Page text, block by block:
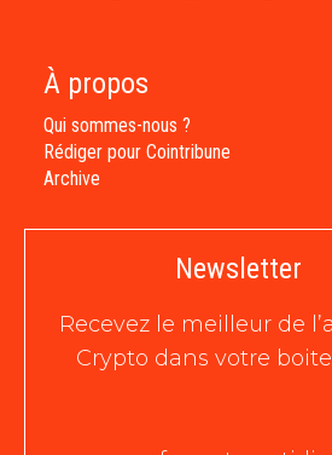
À propos
Qui sommes-nous ?
Rédiger pour Cointribune
Archive
Newsletter
Recevez le meilleur de
Crypto dans votre